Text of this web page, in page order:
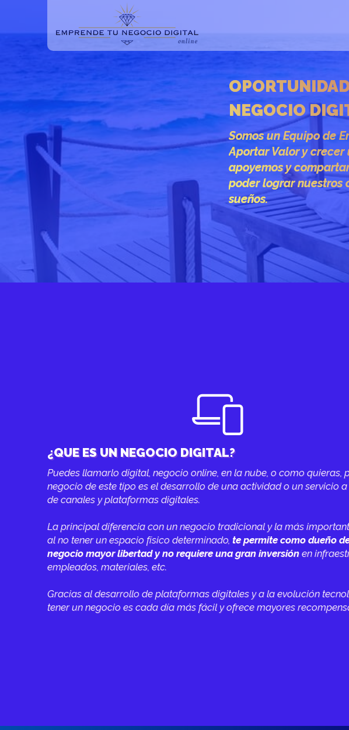
NEGOCIO
Somos un Equipo de
Aportar Valor y crecer
apoyemos y
poder lograr nuestros
sueños.
¿QUE ES UN NEGOCIO DIGITAL?
Puedes llamarlo digital, negocio online, en la nube, o como quieras,
negocio de este tipo es el desarrollo de una actividad o un servicio
de canales y plataformas digitales.
La principal diferencia con un negocio tradicional y la más
al no tener un espacio físico determinado, te permite como dueño
negocio mayor libertad y no requiere una gran inversiónen
empleados, materiales, etc.
Gracias al desarrollo de plataformas digitales y a la evolución
tener un negocio es cada día más fácil y ofrece mayores